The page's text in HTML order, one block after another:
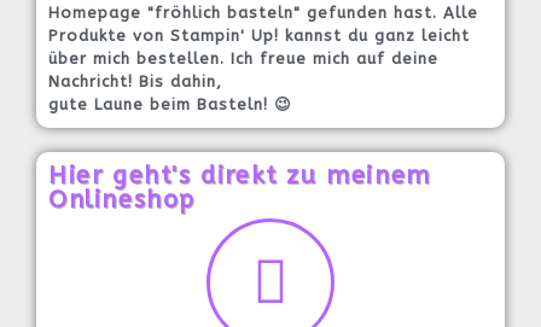
Homepage "fröhlich basteln" gefunden hast. Alle
Produkte von Stampin' Up! kannst du ganz leicht
über mich bestellen. Ich freue mich auf deine
Nachricht! Bis dahin,
gute Laune beim Basteln! 😉
Hier geht's direkt zu meinem
Onlineshop